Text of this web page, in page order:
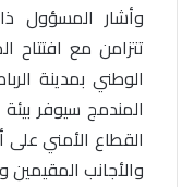
وأشار المسؤول
تتزامن مع افتتاح
الوطني بمدينة
المندمج سيوفر
القطاع الأمني
والأجانب المقيمين